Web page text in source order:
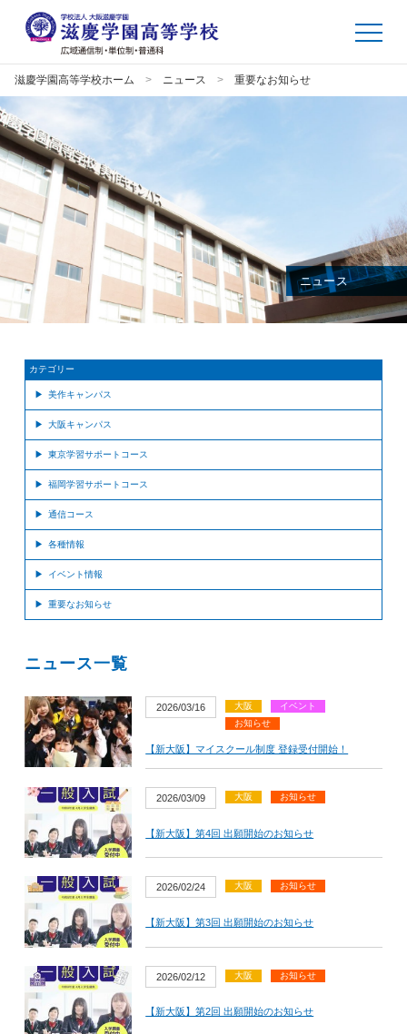
滋慶学園高等学校ホーム ニュース 重要なお知らせ
ニュース
カテゴリー
美作キャンパス
大阪キャンパス
東京学習サポートコース
福岡学習サポートコース
通信コース
各種情報
イベント情報
重要なお知らせ
ニュース一覧
2026/03/16 大阪
イベント
お知らせ
【新大阪】マイスクール制度 登録受付開始！
2026/03/09 大阪 お知らせ
【新大阪】第4回 出願開始のお知らせ
2026/02/24 大阪 お知らせ
【新大阪】第3回 出願開始のお知らせ
2026/02/12 大阪 お知らせ
【新大阪】第2回 出願開始のお知らせ